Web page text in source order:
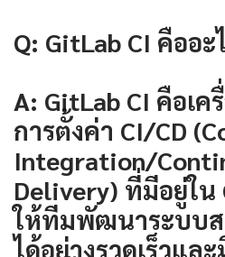
Q: GitLab CI คืออะ
A: GitLab CI คือเค
การตั้งค่า CI/CD
Integration/
Delivery) ที่มีอยู่ใน
ให้ทีมพัฒนาระบบส
ได้อย่างรวดเร็วแล